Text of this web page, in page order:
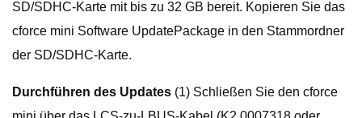
SD/SDHC-Karte mit bis zu 32 GB bereit. Kopieren Sie das
cforce mini Software UpdatePackage in den Stammordner
der SD/SDHC-Karte.
Durchführen des Updates (1) Schließen Sie den cforce